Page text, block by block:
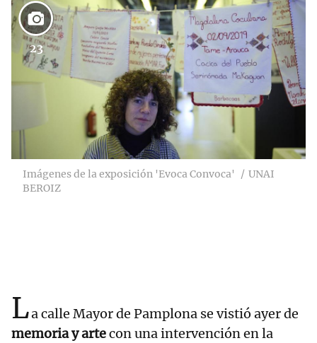
23
Imágenes de la exposición 'Evoca Convoca'
UNAI
BEROIZ
La calle Mayor de Pamplona se vistió ayer de
memoria y artecon una intervención en la